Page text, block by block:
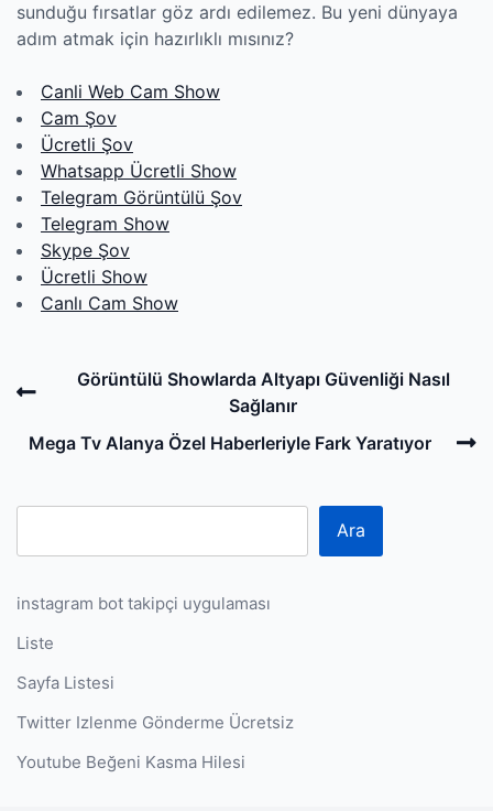
sunduğu fırsatlar göz ardı edilemez. Bu yeni dünyaya
adım atmak için hazırlıklı mısınız?
Canli Web Cam Show
Cam Şov
Ücretli Şov
Whatsapp Ücretli Show
Telegram Görüntülü Şov
Telegram Show
Skype Şov
Ücretli Show
Canlı Cam Show
PreviousGörüntülü Showlarda Altyapı Güvenliği Nasıl
Sağlanır
Mega Tv Alanya Özel Haberleriyle Fark Yaratıyor
Ara
instagram bot takipçi uygulaması
Liste
Sayfa Listesi
Twitter Izlenme Gönderme Ücretsiz
Youtube Beğeni Kasma Hilesi